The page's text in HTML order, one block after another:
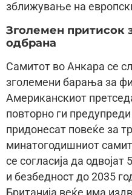
зближување на
Зголемен притисок
одбрана
Самитот во Анкара се
зголемени барања за
Американскиот
повторно ги
придонесат повеќе за
минатогодишниот
се согласија да
и безбедност до 2035
Британија веќе има